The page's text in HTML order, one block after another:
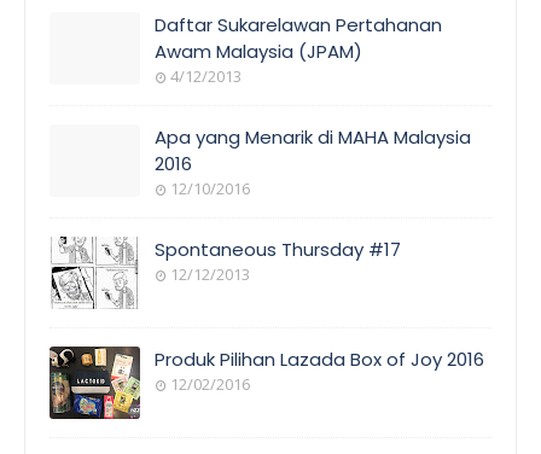
Daftar Sukarelawan Pertahanan
Awam Malaysia (JPAM)
4/12/2013
Apa yang Menarik di MAHA Malaysia
2016
12/10/2016
Spontaneous Thursday #17
12/12/2013
Produk Pilihan Lazada Box of Joy 2016
12/02/2016